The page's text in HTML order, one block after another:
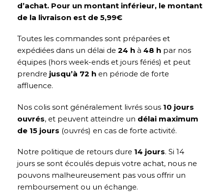
d’achat. Pour un montant inférieur, le montant
de la livraison est de 5,99€
Toutes les commandes sont préparées et
expédiées dans un délai de 24 h à 48 h par nos
équipes (hors week-ends et jours fériés) et peut
prendre jusqu’à 72 h en période de forte
affluence.
Nos colis sont généralement livrés sous 10 jours
ouvrés, et peuvent atteindre un délai maximum
de 15 jours (ouvrés) en cas de forte activité.
Notre politique de retours dure 14 jours. Si 14
jours se sont écoulés depuis votre achat, nous ne
pouvons malheureusement pas vous offrir un
remboursement ou un échange.